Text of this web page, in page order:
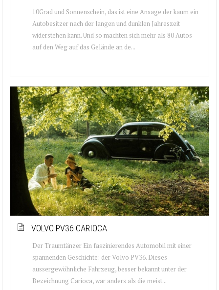
10Grad und Sonnenschein, das ist eine Ansage der kaum ein
Autobesitzer nach der langen und dunklen Jahreszeit
widerstehen kann. Und so machten sich mehr als 80 Autos
auf den Weg auf das Gelände an de...
VOLVO PV36 CARIOCA
Der Traumtänzer Ein faszinierendes Automobil mit einer
spannenden Geschichte: der Volvo PV36. Dieses
aussergewöhnliche Fahrzeug, besser bekannt unter der
Bezeichnung Carioca, war anders als die meist...